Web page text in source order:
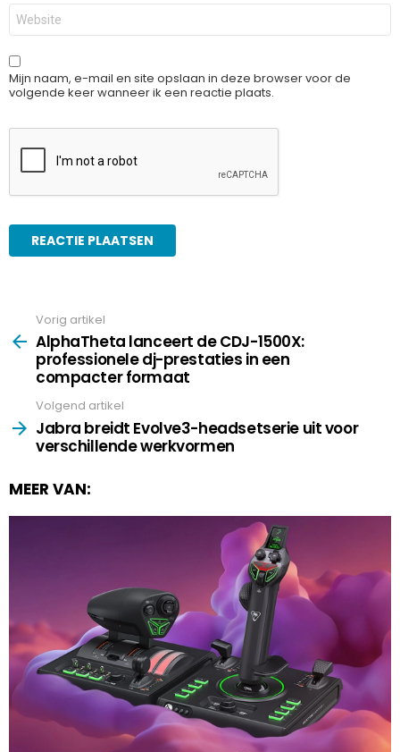
Site
Mijn naam, e-mail en site opslaan in deze browser voor de
volgende keer wanneer ik een reactie plaats.
more
Vorig artikel
AlphaTheta lanceert de CDJ-1500X:
professionele dj-prestaties in een
compacter formaat
Volgend artikel
Jabra breidt Evolve3-headsetserie uit voor
verschillende werkvormen
MEER VAN: